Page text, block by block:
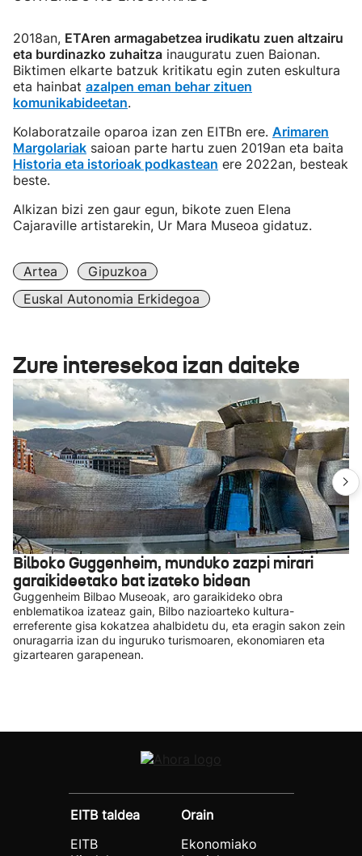
2018an, ETAren armagabetzea irudikatu zuen altzairu
eta burdinazko zuhaitza inauguratu zuen Baionan.
Biktimen elkarte batzuk kritikatu egin zuten eskultura
eta hainbat azalpen eman behar zituen
komunikabideetan.
Kolaboratzaile oparoa izan zen EITBn ere. Arimaren
Margolariak saioan parte hartu zuen 2019an eta baita
Historia eta istorioak podkastean ere 2022an, besteak
beste.
Alkizan bizi zen gaur egun, bikote zuen Elena
Cajaraville artistarekin, Ur Mara Museoa gidatuz.
Artea
Gipuzkoa
Euskal Autonomia Erkidegoa
Zure interesekoa izan daiteke
Bilboko Guggenheim, munduko zazpi mirari
garaikideetako bat izateko bidean
Guggenheim Bilbao Museoak, aro garaikideko obra
enblematikoa izateaz gain, Bilbo nazioarteko kultura-
erreferente gisa kokatzea ahalbidetu du, eta eragin sakon zein
onuragarria izan du inguruko turismoaren, ekonomiaren eta
gizartearen garapenean.
EITB taldea
EITB
Orain
Ekonomiako